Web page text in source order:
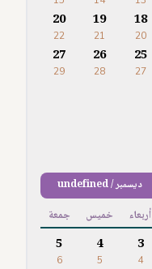
18
20
19
21
20
22
25
27
26
28
27
29
ديسمبر / undefined
أربعاء خميس جمعة
3
4
4
5
5
6